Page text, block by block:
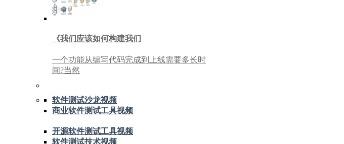
《我们应该如何构建我们
一个功能从编写代码完成到上线需要多长时
间?当然
软件测试沙龙视频
商业软件测试工具视频
开源软件测试工具视频
软件测试技术视频